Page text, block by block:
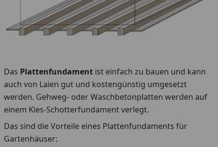
Das Plattenfundament ist einfach zu bauen und kann
auch von Laien gut und kostengünstig umgesetzt
werden. Gehweg- oder Waschbetonplatten werden auf
einem Kies-Schotterfundament verlegt.
Das sind die Vorteile eines Plattenfundaments für
Gartenhäuser: